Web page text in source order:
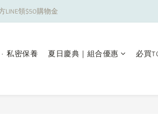
自由配專區
LINE領$50購物金
· 私密保養 夏日慶典｜組合優惠
必買